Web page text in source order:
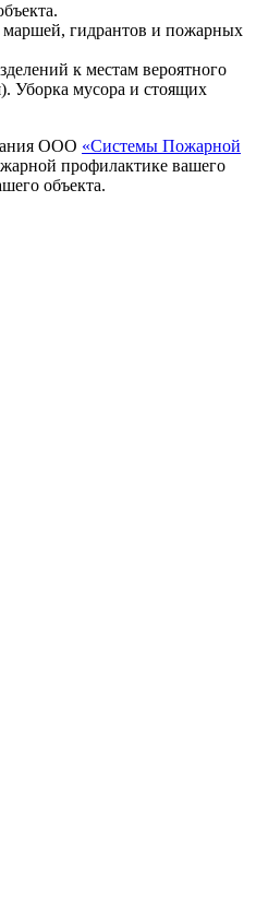
гидрантов и пожарных
к местам вероятного
Уборка мусора и стоящих
ООО «Системы Пожарной
профилактике вашего
объекта.